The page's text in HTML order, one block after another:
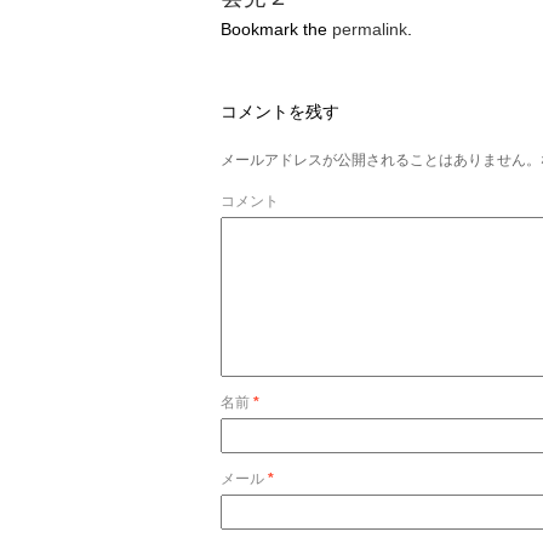
Bookmark the permalink
コメントを残す
メールアドレスが公開されることはありません
コメント
名前 *
メール *